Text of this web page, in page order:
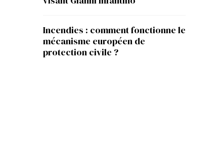
Incendies : comment fonctionne le
mécanisme européen de
protection civile ?